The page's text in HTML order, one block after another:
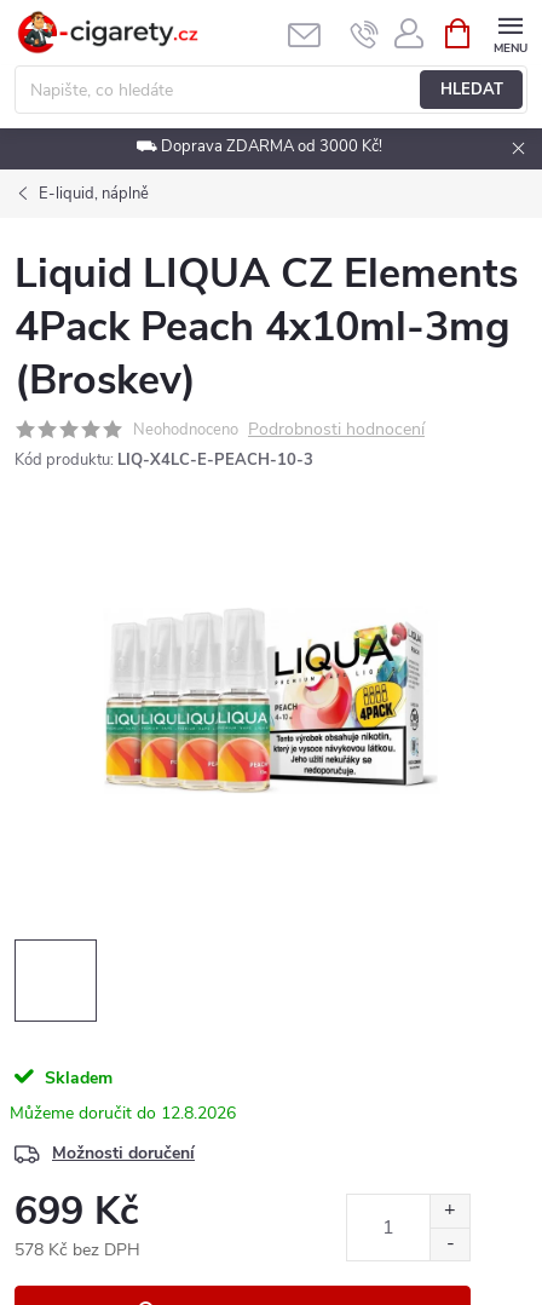
Přejít
obsah
HLEDAT
NÁKUPNÍ
KOŠÍK
⛟ Doprava ZDARMA od 3000 Kč!
E-liquid, náplně
Liquid LIQUA CZ Elements
4Pack Peach 4x10ml-3mg
(Broskev)
Neohodnoceno Podrobnosti hodnocení
Kód produktu: LIQ-X4LC-E-PEACH-10-3
Skladem
12.8.2026
Možnosti doručení
699 Kč
578 Kč bez DPH